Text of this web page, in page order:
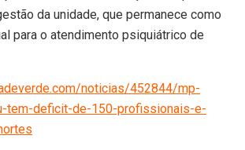
da unidade, que permanece como
para o atendimento psiquiátrico de
noticias/452844/mp-
tem-deficit-de-150-profissionais-e-